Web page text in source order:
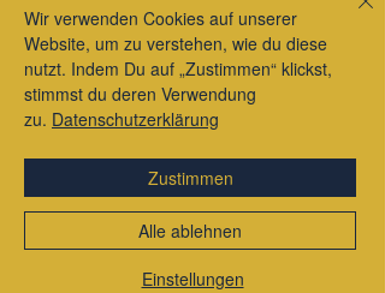
Wir verwenden Cookies auf unserer
Website, um zu verstehen, wie du diese
nutzt. Indem Du auf „Zustimmen“ klickst,
stimmst du deren Verwendung
zu. Datenschutzerklärung
Einstellungen
Alle ablehnen
Zustimmen